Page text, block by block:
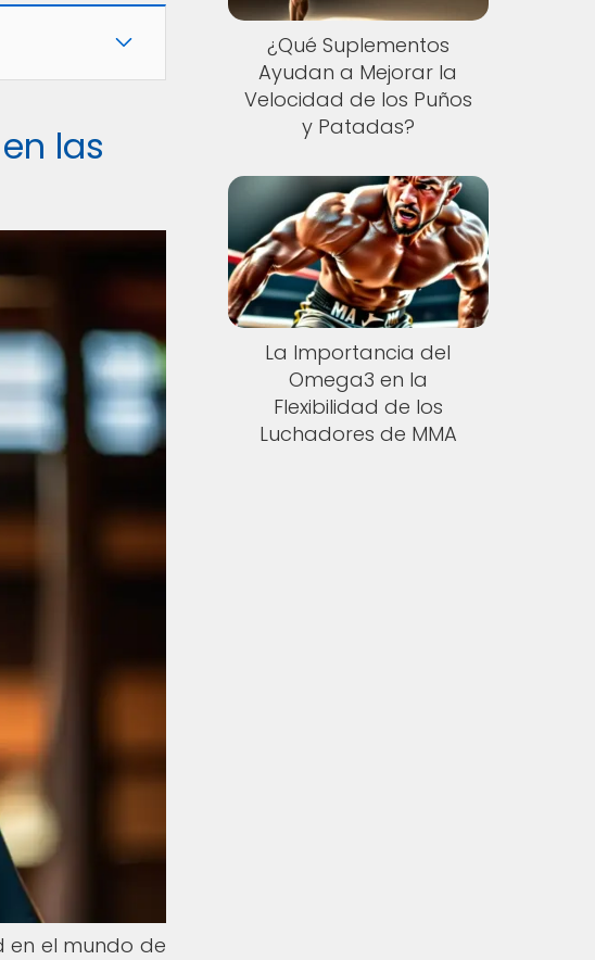
las
en el mundo de
¿Qué Suplementos
Ayudan a Mejorar la
Velocidad de los Puños
y Patadas?
La Importancia del
Omega3 en la
Flexibilidad de los
Luchadores de MMA